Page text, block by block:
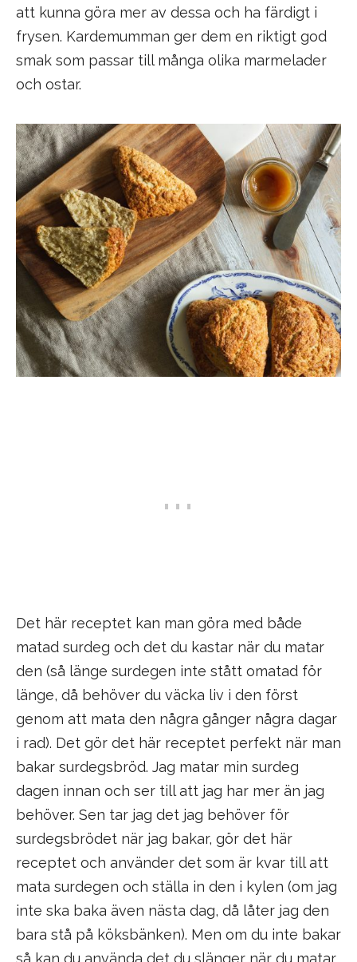
att kunna göra mer av dessa och ha färdigt i
frysen. Kardemumman ger dem en riktigt god
smak som passar till många olika marmelader
och ostar.
Det här receptet kan man göra med både
matad surdeg och det du kastar när du matar
den (så länge surdegen inte stått omatad för
länge, då behöver du väcka liv i den först
genom att mata den några gånger några dagar
i rad). Det gör det här receptet perfekt när man
bakar surdegsbröd. Jag matar min surdeg
dagen innan och ser till att jag har mer än jag
behöver. Sen tar jag det jag behöver för
surdegsbrödet när jag bakar, gör det här
receptet och använder det som är kvar till att
mata surdegen och ställa in den i kylen (om jag
inte ska baka även nästa dag, då låter jag den
bara stå på köksbänken). Men om du inte bakar